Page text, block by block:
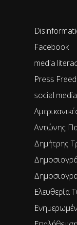
Facebook
media
Press
social media
Αντώνης
Δημήτρης
Ελευθερία